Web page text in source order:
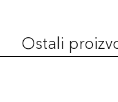
Ostali